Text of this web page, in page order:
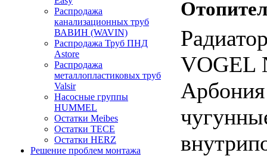
Распродажа
канализационных труб
ВАВИН (WAVIN)
Распродажа Труб ПНД
Astore
Распродажа
металлопластиковых труб
Valsir
Насосные группы
HUMMEL
Остатки Meibes
Остатки ТЕСЕ
Остатки HERZ
Решение проблем монтажа
VOGEL